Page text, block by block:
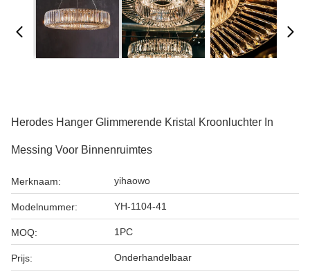
Herodes Hanger Glimmerende Kristal Kroonluchter In
Messing Voor Binnenruimtes
Merknaam: yihaowo
Modelnummer: YH-1104-41
MOQ: 1PC
Prijs: Onderhandelbaar